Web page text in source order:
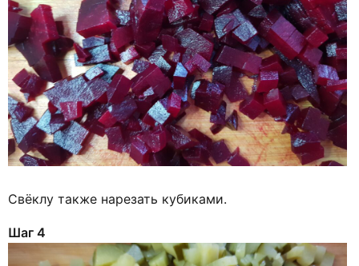
Свёклу также нарезать кубиками.
Шаг 4